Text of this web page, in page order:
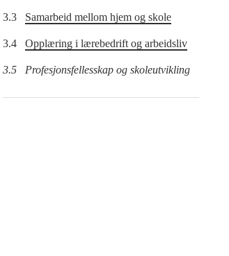
3.3 Samarbeid mellom hjem og skole
3.4 Opplæring i lærebedrift og arbeidsliv
3.5 Profesjonsfellesskap og skoleutvikling